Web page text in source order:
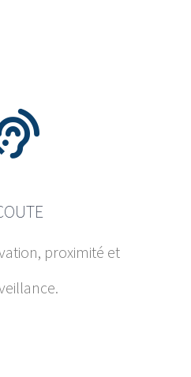
proximité et